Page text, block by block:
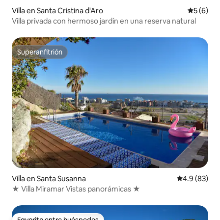
Villa en Santa Cristina d'Aro
5 (6)
Villa privada con hermoso jardín en una reserva natural
Superanfitrión
Superanfitrión
Villa en Santa Susanna Calificación
4.9 (83)
★ Villa Miramar Vistas panorámicas ★